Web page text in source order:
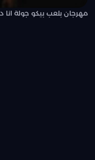
مهرجان بلعب بيكو جولة